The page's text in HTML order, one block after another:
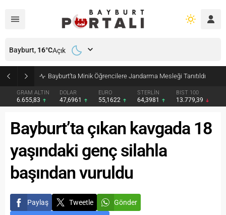
Bayburt’ta Minik Öğrencilere Jandarma Mesleği Tanıtıldı
GRAM ALTIN
6.655,83
DOLAR
47,6961
EURO
55,1622
STERLİN
64,3981
BIST 100
13.779,39
Bayburt, 16°CAçık
Bayburt’ta çıkan kavgada 18
yaşındaki genç silahla
başından vuruldu
Paylaş Tweetle Gönder